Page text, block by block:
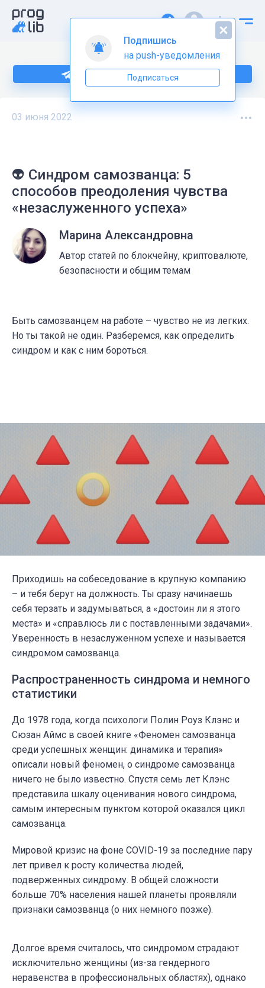
Подпишитесь на нас в Telegram
03 июня 2022
👽 Синдром самозванца: 5
способов преодоления чувства
«незаслуженного успеха»
Марина Александровна
Автор статей по блокчейну, криптовалюте,
безопасности и общим темам
Быть самозванцем на работе – чувство не из легких.
Но ты такой не один. Разберемся, как определить
синдром и как с ним бороться.
Приходишь на собеседование в крупную компанию
– и тебя берут на должность. Ты сразу начинаешь
себя терзать и задумываться, а «достоин ли я этого
места» и «справлюсь ли с поставленными задачами».
Уверенность в незаслуженном успехе и называется
синдромом самозванца.
Распространенность синдрома и немного
статистики
До 1978 года, когда психологи Полин Роуз Клэнс и
Сюзан Аймс в своей книге «Феномен самозванца
среди успешных женщин: динамика и терапия»
описали новый феномен, о синдроме самозванца
ничего не было известно. Спустя семь лет Клэнс
представила шкалу оценивания нового синдрома,
самым интересным пунктом которой оказался цикл
самозванца.
Мировой кризис на фоне COVID-19 за последние пару
лет привел к росту количества людей,
подверженных синдрому. В общей сложности
больше 70% населения нашей планеты проявляли
признаки самозванца (о них немного позже).
Долгое время считалось, что синдромом страдают
исключительно женщины (из-за гендерного
неравенства в профессиональных областях), однако
Подпишись
на push-уведомления
Подписаться